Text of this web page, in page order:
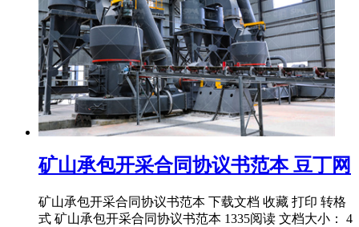
矿山承包开采合同协议书范本 豆丁网
矿山承包开采合同协议书范本 下载文档 收藏 打印 转格
式 矿山承包开采合同协议书范本 1335阅读 文档大小： 4